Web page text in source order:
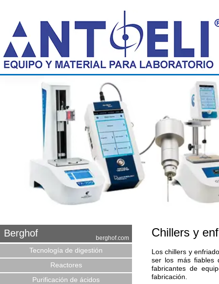
Berghof berghof.com
Tecnología de digestión
Reactores
Purificación de ácidos
Chillers y
Los chillers y
ser los más fiables
fabricantes de
fabricación.